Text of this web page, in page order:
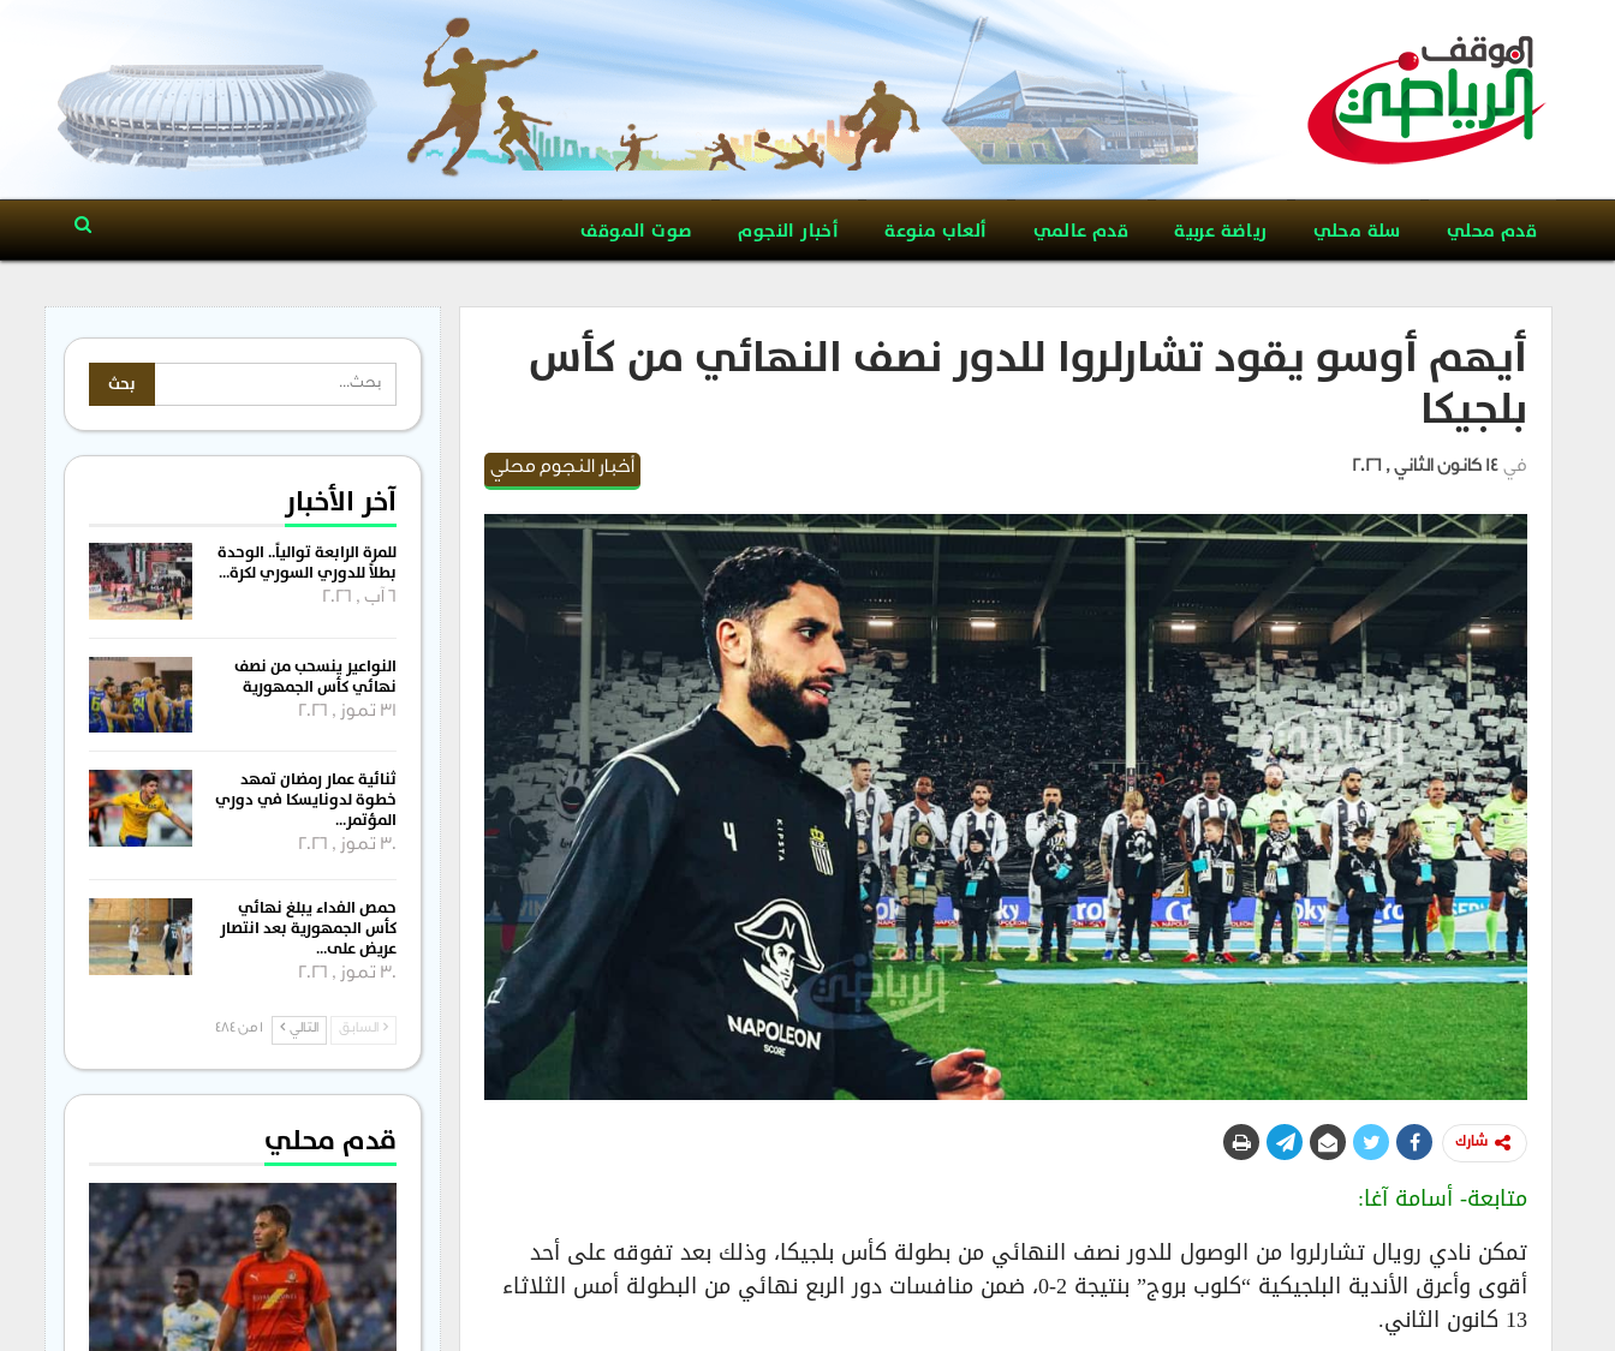
قدم محلي سلة محلي رياضة عربية قدم عالمي ألعاب منوعة أخبار النجوم صوت الموقف
أيهم أوسو يقود تشارلروا للدور نصف النهائي من كأس
بلجيكا
أخبار النجوم محلي في 14 كانون الثاني , 2026
شارك
متابعة- أسامة آغا:
تمكن نادي رويال تشارلروا من الوصول للدور نصف النهائي من بطولة كأس بلجيكا، وذلك بعد تفوقه على أحد
أقوى وأعرق الأندية البلجيكية “كلوب بروج” بنتيجة 2-0، ضمن منافسات دور الربع نهائي من البطولة أمس الثلاثاء
13 كانون الثاني.
آخر الأخبار
للمرة الرابعة توالياً.. الوحدة
بطلاً للدوري السوري لكرة…
6 آب , 2026
النواعير ينسحب من نصف
نهائي كأس الجمهورية
31 تموز , 2026
ثنائية عمار رمضان تمهد
خطوة لدونايسكا في دوري
المؤتمر…
30 تموز , 2026
حمص الفداء يبلغ نهائي
كأس الجمهورية بعد انتصار
عريض على…
30 تموز , 2026
السابق التالي 1 من 484
قدم محلي